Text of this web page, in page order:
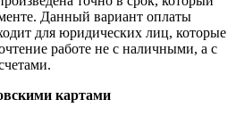
Данный вариант оплаты
для юридических лиц, которые
работе не с наличными, а с
картами